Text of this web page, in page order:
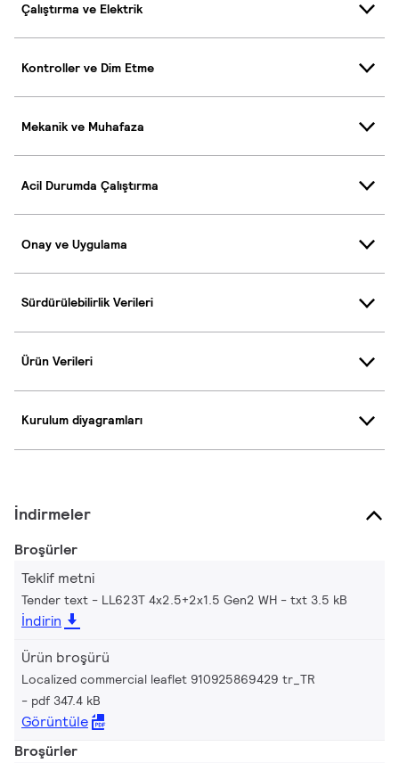
Çalıştırma ve Elektrik
Kontroller ve Dim Etme
Mekanik ve Muhafaza
Acil Durumda Çalıştırma
Onay ve Uygulama
Sürdürülebilirlik Verileri
Ürün Verileri
Kurulum diyagramları
İndirmeler
Broşürler
Teklif metni
Tender text - LL623T 4x2.5+2x1.5 Gen2 WH txt 3.5 kB
İndirin
Ürün broşürü
Localized commercial leaflet 910925869429 tr_TR
pdf 347.4 kB
Görüntüle
Broşürler